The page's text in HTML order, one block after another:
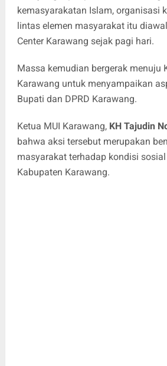
kemasyarakatan Islam, organisasi
lintas elemen masyarakat itu
Center Karawang sejak pagi hari.
Massa kemudian bergerak menuju
Karawang untuk menyampaikan
Bupati dan DPRD Karawang.
Ketua MUI Karawang, KH Tajudin
bahwa aksi tersebut merupakan
masyarakat terhadap kondisi
Kabupaten Karawang.